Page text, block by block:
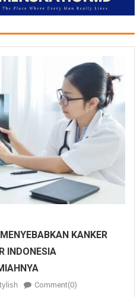
KANKER
INDONESIA
Comment(0)